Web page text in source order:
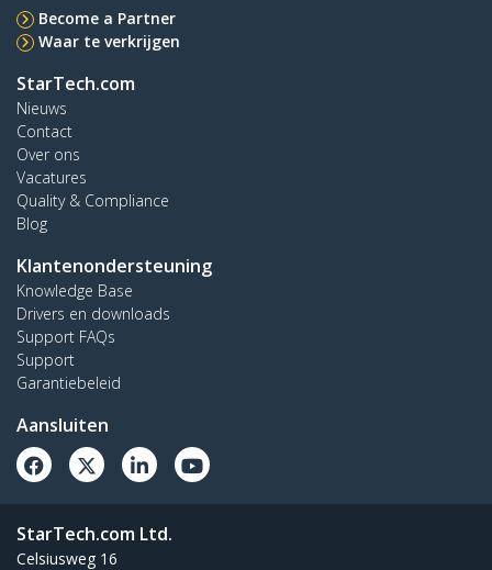
Become a Partner
Waar te verkrijgen
StarTech.com
Nieuws
Contact
Over ons
Vacatures
Quality & Compliance
Blog
Klantenondersteuning
Knowledge Base
Drivers en downloads
Support FAQs
Support
Garantiebeleid
Aansluiten
StarTech.com Ltd.
Celsiusweg 16